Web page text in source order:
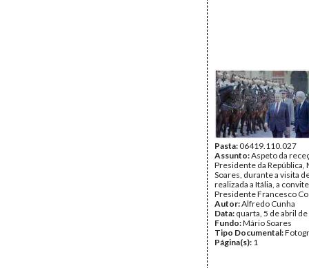
Pasta:06419.110.027
Assunto:Aspeto da
Presidente da República,
Soares, durante a visita
realizada a Itália, a
Presidente Francesco
Autor:Alfredo Cunha
Data: quarta, 5 de abril
Fundo:Mário Soares
Tipo Documental:
Página(s): 1